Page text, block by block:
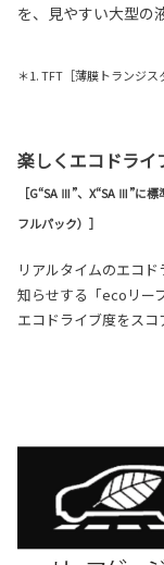
を、見やすい大型の
＊1. TFT［薄膜トランジ
楽しくエコドライ
［G“SA Ⅲ”、X“SA Ⅲ”に
フルパック）］
リアルタイムのエコ
知らせする「ecoリー
エコドライブ度をスコ